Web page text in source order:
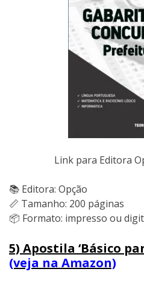
Link para Editora
📚 Editora: Opção
📏 Tamanho: 200 páginas
📦 Formato: impresso ou
5) Apostila ‘Básico
(veja na Amazon)